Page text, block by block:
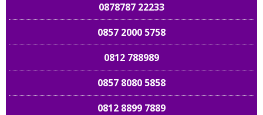
0878787 22233
0857 2000 5758
0812 788989
0857 8080 5858
0812 8899 7889